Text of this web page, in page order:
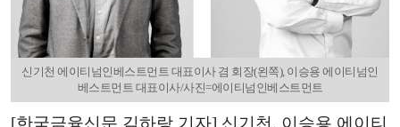
신기천 에이티넘인베스트먼트 대표이사 겸 회장(왼쪽), 이승용 에이티넘인
베스트먼트 대표이사/사진=에이티넘인베스트먼트
[한국금융신문 김하랑 기자] 신기천, 이승용 에이티